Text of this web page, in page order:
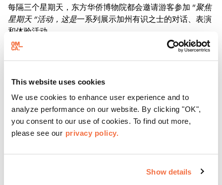
This website uses cookies
We use cookies to enhance user experience and to
analyze performance on our website. By clicking "OK",
you consent to our use of cookies. To find out more,
please see our privacy policy.
Show details
每隔三个星期天，东方华侨博物院都会邀请游客参加 "聚焦
星期天 "活动，这是一系列展示加州有识之士的对话、表演
和体验活动。
了解更多